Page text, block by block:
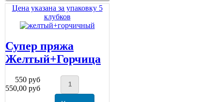
Цена указана за упаковку 5
клубков
Супер пряжа
Желтый+Горчица
550 руб
550,00 руб